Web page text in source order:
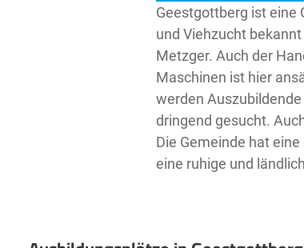
Geestgottberg ist eine
und Viehzucht
Metzger. Auch der
Maschinen ist hier
werden
dringend gesucht.
Die Gemeinde hat
eine ruhige und